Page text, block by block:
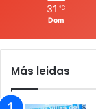
31 ℃
Dom
Más leidas